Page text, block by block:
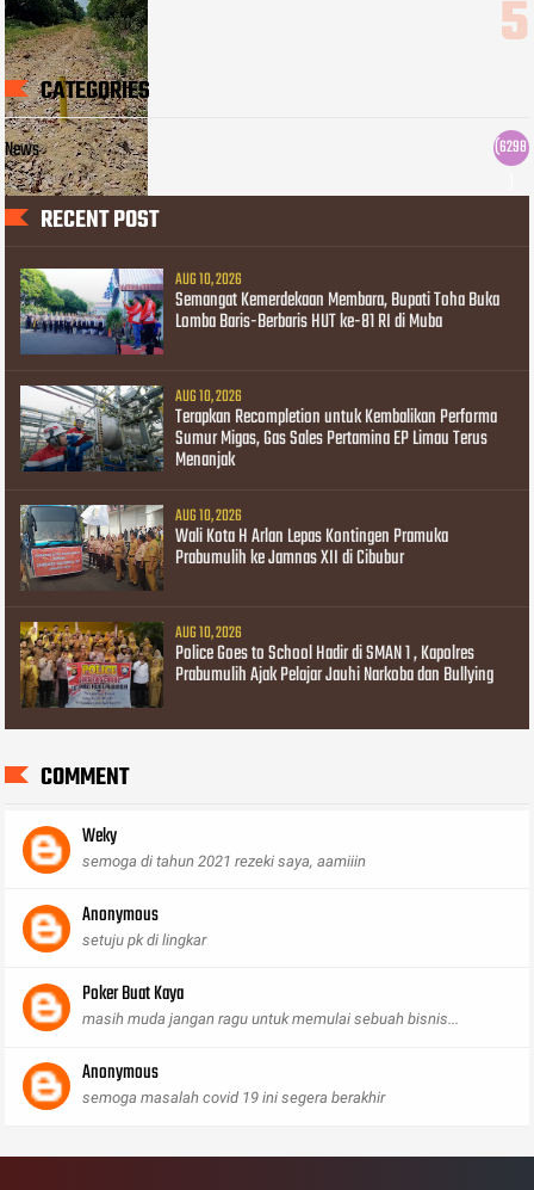
CATEGORIES
News
(6298
RECENT POST
AUG 10, 2026
Semangat Kemerdekaan Membara, Bupati Toha Buka
Lomba Baris-Berbaris HUT ke-81 RI di Muba
AUG 10, 2026
Terapkan Recompletion untuk Kembalikan Performa
Sumur Migas, Gas Sales Pertamina EP Limau Terus
Menanjak
AUG 10, 2026
Wali Kota H Arlan Lepas Kontingen Pramuka
Prabumulih ke Jamnas XII di Cibubur
AUG 10, 2026
Police Goes to School Hadir di SMAN 1 , Kapolres
Prabumulih Ajak Pelajar Jauhi Narkoba dan Bullying
COMMENT
Weky
semoga di tahun 2021 rezeki saya, aamiiin
Anonymous
setuju pk di lingkar
Poker Buat Kaya
masih muda jangan ragu untuk memulai sebuah bisnis...
Anonymous
semoga masalah covid 19 ini segera berakhir